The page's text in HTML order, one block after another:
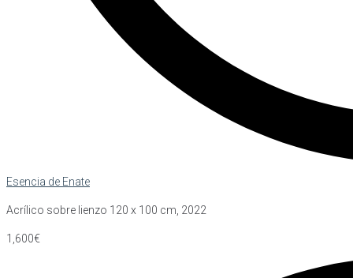
Esencia de Enate
Acrílico sobre lienzo 120 x 100 cm, 2022
1,600€